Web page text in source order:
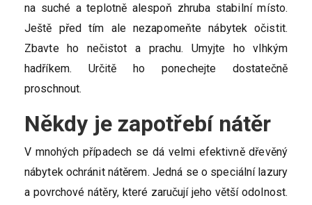
na suché a teplotně alespoň zhruba stabilní místo.
Ještě před tím ale nezapomeňte nábytek očistit.
Zbavte ho nečistot a prachu. Umyjte ho vlhkým
hadříkem. Určitě ho ponechejte dostatečně
proschnout.
Někdy je zapotřebí nátěr
V mnohých případech se dá velmi efektivně dřevěný
nábytek ochránit nátěrem. Jedná se o speciální lazury
a povrchové nátěry, které zaručují jeho větší odolnost.